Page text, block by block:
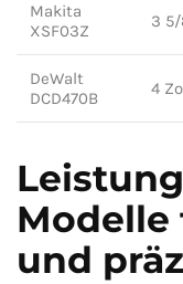
Makita
XSF03Z
3
DeWalt
DCD470B
4
Modelle
und